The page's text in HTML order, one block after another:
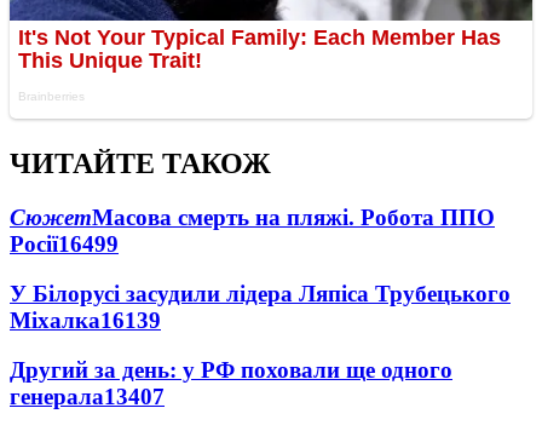
ЧИТАЙТЕ ТАКОЖ
СюжетМасова смерть на пляжі. Робота ППО
Росії16499
У Білорусі засудили лідера Ляпіса Трубецького
Міхалка16139
Другий за день: у РФ поховали ще одного
генерала13407